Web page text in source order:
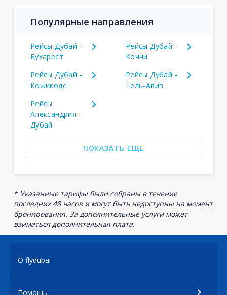
Популярные направления
Рейсы Дубай -
Бухарест
Рейсы Дубай -
Коччи
Рейсы Дубай -
Кожикоде
Рейсы Дубай -
Тель-Авив
Рейсы
Александрия -
Дубай
ПОКАЗАТЬ ЕЩЕ
* Указанные тарифы были собраны в течение
последних 48 часов и могут быть недоступны на момент
бронирования. За дополнительные услуги может
взиматься дополнительная плата.
О flydubai
Помощь